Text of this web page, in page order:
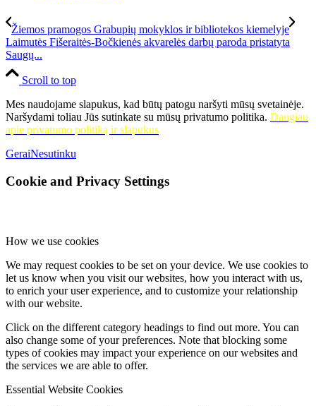
Žiemos pramogos Grabupių mokyklos ir bibliotekos kiemelyje
Laimutės Fišeraitės-Bočkienės akvarelės darbų paroda pristatyta
Saugų...
Scroll to top
Mes naudojame slapukus, kad būtų patogu naršyti mūsų svetainėje.
Naršydami toliau Jūs sutinkate su mūsų privatumo politika. Daugiau
apie privatumo politiką ir slapukus
GeraiNesutinku
Cookie and Privacy Settings
How we use cookies
We may request cookies to be set on your device. We use cookies to
let us know when you visit our websites, how you interact with us,
to enrich your user experience, and to customize your relationship
with our website.
Click on the different category headings to find out more. You can
also change some of your preferences. Note that blocking some
types of cookies may impact your experience on our websites and
the services we are able to offer.
Essential Website Cookies